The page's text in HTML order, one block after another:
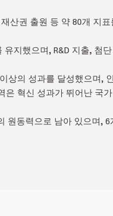
산권 출원 등 약 80개 지
지했으며, R&D 지출, 첨
상의 성과를 달성했으며,
혁신 성과가 뛰어난 국
동력으로 남아 있으며,